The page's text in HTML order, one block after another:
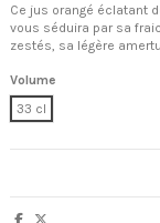
Ce jus orangé éclatant
vous séduira par sa
zestés, sa légère
Volume
33 cl